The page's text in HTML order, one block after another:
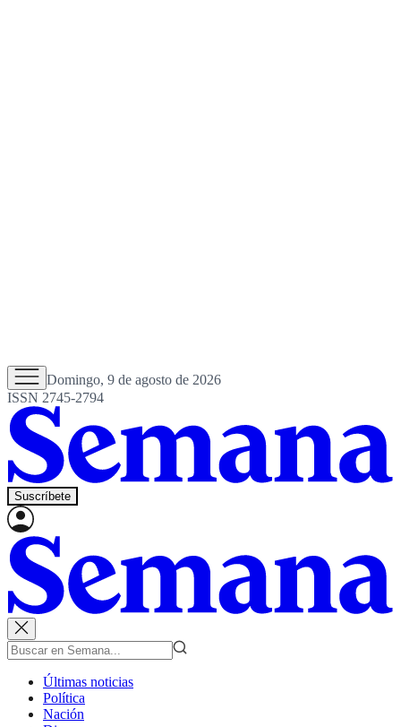
Domingo, 9 de agosto de 2026
ISSN 2745-2794
Suscríbete
Últimas noticias
Política
Nación